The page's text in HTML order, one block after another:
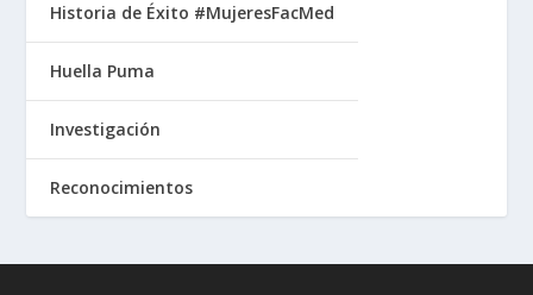
Historia de Éxito #MujeresFacMed
Huella Puma
Investigación
Reconocimientos